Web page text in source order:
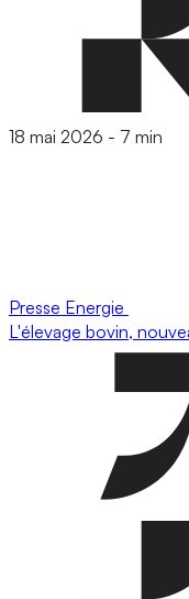
18 mai 2026 - 7 min
Presse Energie
L'élevage bovin,